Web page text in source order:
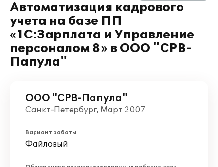
Автоматизация кадрового
учета на базе ПП
«1С:Зарплата и Управление
персоналом 8» в ООО "СРВ-
Папула"
ООО "СРВ-Папула"
Санкт-Петербург, Март 2007
Вариант работы
Файловый